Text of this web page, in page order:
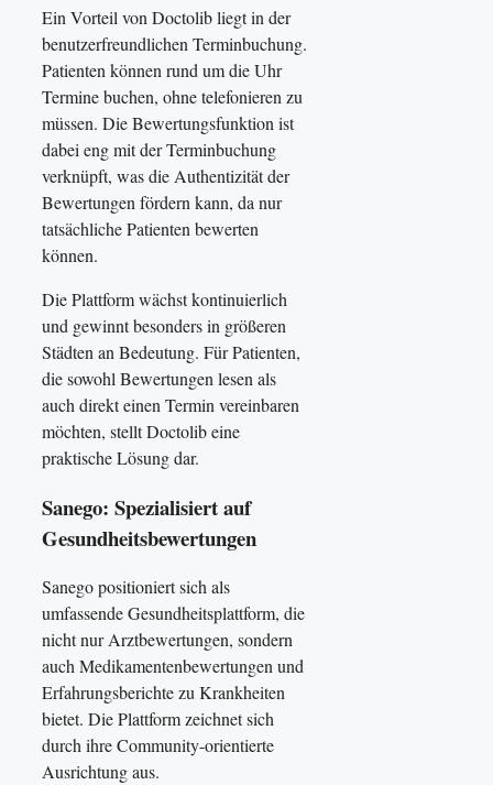
Ein Vorteil von Doctolib liegt in der
benutzerfreundlichen Terminbuchung.
Patienten können rund um die Uhr
Termine buchen, ohne telefonieren zu
müssen. Die Bewertungsfunktion ist
dabei eng mit der Terminbuchung
verknüpft, was die Authentizität der
Bewertungen fördern kann, da nur
tatsächliche Patienten bewerten
können.
Die Plattform wächst kontinuierlich
und gewinnt besonders in größeren
Städten an Bedeutung. Für Patienten,
die sowohl Bewertungen lesen als
auch direkt einen Termin vereinbaren
möchten, stellt Doctolib eine
praktische Lösung dar.
Sanego: Spezialisiert auf
Gesundheitsbewertungen
Sanego positioniert sich als
umfassende Gesundheitsplattform, die
nicht nur Arztbewertungen, sondern
auch Medikamentenbewertungen und
Erfahrungsberichte zu Krankheiten
bietet. Die Plattform zeichnet sich
durch ihre Community-orientierte
Ausrichtung aus.